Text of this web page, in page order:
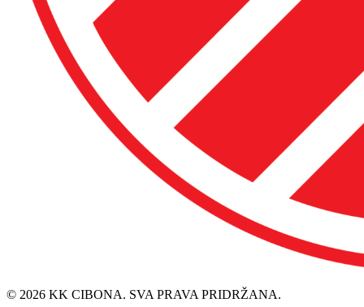
© 2026 KK CIBONA. SVA PRAVA PRIDRŽANA.